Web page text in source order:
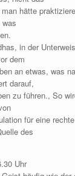
hätte
in der
dem
an etwas, was
darauf,
zu führen., So
für eine
des
Uhr